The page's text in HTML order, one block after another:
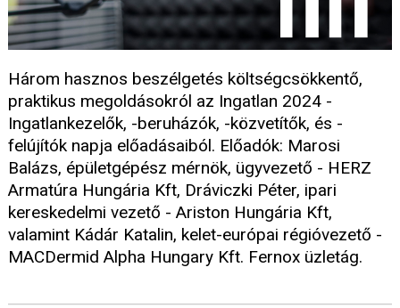
Három hasznos beszélgetés költségcsökkentő,
praktikus megoldásokról az Ingatlan 2024 -
Ingatlankezelők, -beruházók, -közvetítők, és -
felújítók napja előadásaiból. Előadók: Marosi
Balázs, épületgépész mérnök, ügyvezető - HERZ
Armatúra Hungária Kft, Dráviczki Péter, ipari
kereskedelmi vezető - Ariston Hungária Kft,
valamint Kádár Katalin, kelet-európai régióvezető -
MACDermid Alpha Hungary Kft. Fernox üzletág.